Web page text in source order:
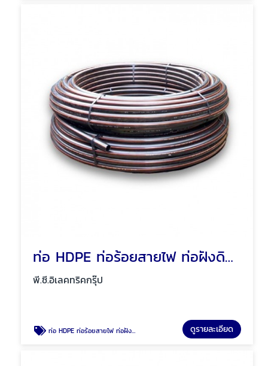
ท่อ HDPE ท่อร้อยสายไฟ ท่อฝังดิน พัทยา ชลบุรี
พี.ซี.อิเลคทริคกรุ๊ป
ท่อ HDPE ท่อร้อยสายไฟ ท่อฝังดิน พัทยา ชลบุรี ดูรายละเอียด